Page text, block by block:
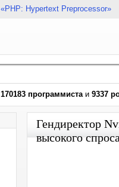
«PHP: Hypertext Preprocessor»
170183 программистаи 9337
Гендиректор
высокого